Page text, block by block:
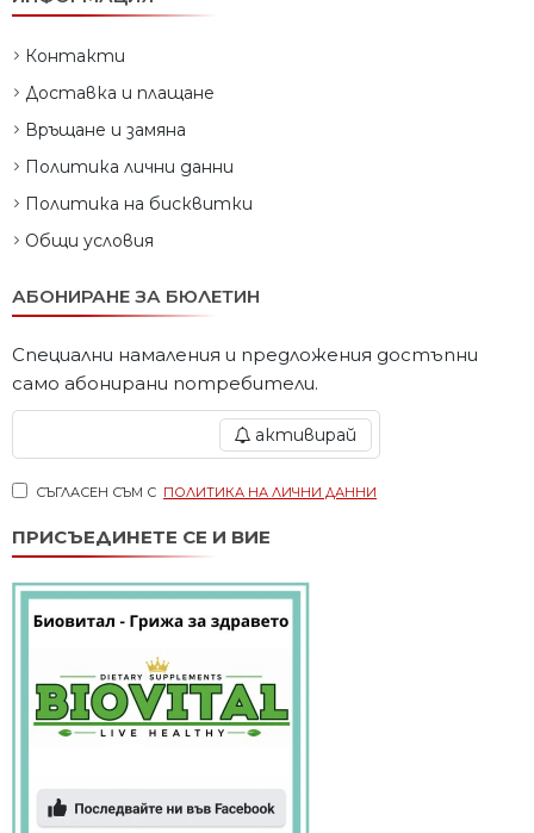
Контакти
Доставка и плащане
Връщане и замяна
Политика лични данни
Политика на бисквитки
Общи условия
АБОНИРАНЕ ЗА БЮЛЕТИН
Специални намаления и предложения достъпни
само абонирани потребители.
активирай
СЪГЛАСЕН СЪМ С ПОЛИТИКА НА ЛИЧНИ ДАННИ
ПРИСЪЕДИНЕТЕ СЕ И ВИЕ